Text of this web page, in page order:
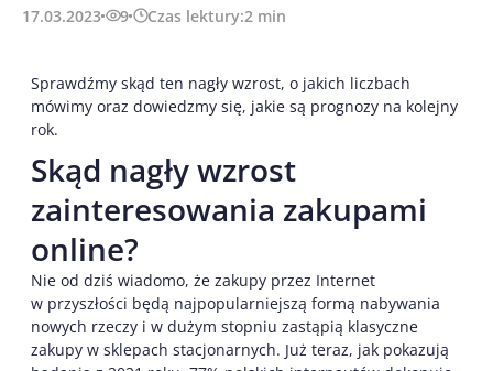
17.03.2023 9 Czas lektury:2 min
Sprawdźmy skąd ten nagły wzrost, o jakich liczbach
mówimy oraz dowiedzmy się, jakie są prognozy na kolejny
rok.
Skąd nagły wzrost
zainteresowania zakupami
online?
Nie od dziś wiadomo, że zakupy przez Internet
w przyszłości będą najpopularniejszą formą nabywania
nowych rzeczy i w dużym stopniu zastąpią klasyczne
zakupy w sklepach stacjonarnych. Już teraz, jak pokazują